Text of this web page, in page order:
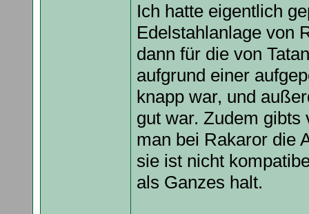
Ich hatte eigentlich
Edelstahlanlage von
dann für die von
aufgrund einer
knapp war, und
gut war. Zudem gibts
man bei Rakaror die
sie ist nicht
als Ganzes halt.